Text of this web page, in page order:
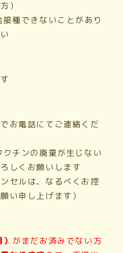
）
種できないことがあり
お電話にてご連絡くだ
チンの廃棄が生じない
しくお願いします
セルは、なるべくお控
い申し上げます）
がまだお済みでない方